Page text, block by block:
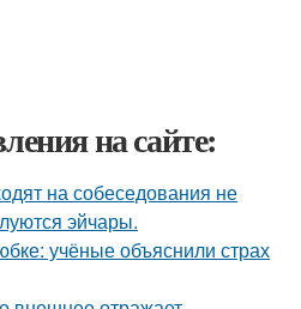
на сайте:
на собеседования не
эйчары.
учёные объяснили страх